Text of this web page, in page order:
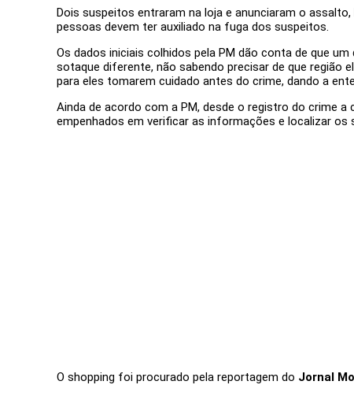
Dois suspeitos entraram na loja e anunciaram o
pessoas devem ter auxiliado na fuga dos suspeitos.
Os dados iniciais colhidos pela PM dão conta de que
sotaque diferente, não sabendo precisar de que região
para eles tomarem cuidado antes do crime, dando a
Ainda de acordo com a PM, desde o registro do crime
empenhados em verificar as informações e localizar
O shopping foi procurado pela reportagem do Jornal